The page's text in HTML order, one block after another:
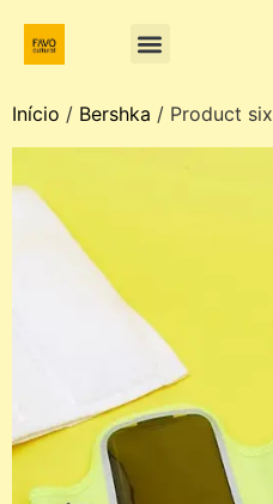
Início / Bershka / Product six